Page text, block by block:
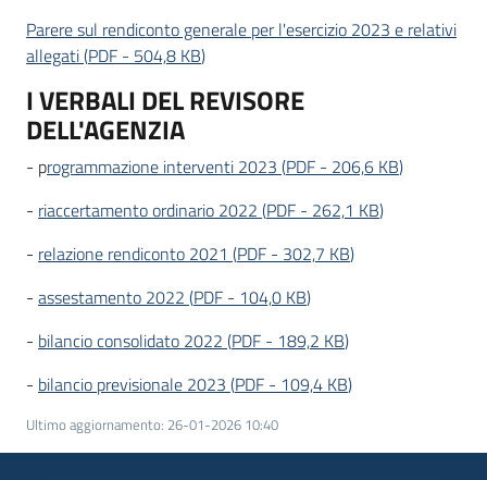
Parere sul rendiconto generale per l'esercizio 2023 e relativi
allegati(PDF - 504,8 KB)
I VERBALI DEL REVISORE
DELL'AGENZIA
- programmazione interventi 2023 (PDF - 206,6 KB)
- riaccertamento ordinario 2022 (PDF - 262,1 KB)
- relazione rendiconto 2021 (PDF - 302,7 KB)
- assestamento 2022 (PDF - 104,0 KB)
- bilancio consolidato 2022 (PDF - 189,2 KB)
- bilancio previsionale 2023 (PDF - 109,4 KB)
Ultimo aggiornamento: 26-01-2026 10:40